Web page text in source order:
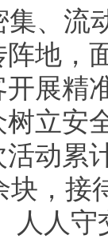
、流
地，
展精
立安
动累
块，接
人人守